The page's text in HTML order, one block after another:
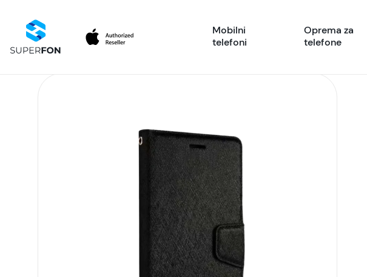
Mobilni
telefoni
Oprema za
telefone